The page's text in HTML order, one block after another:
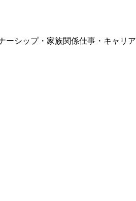
ーシップ・家族関係仕事・キャリア